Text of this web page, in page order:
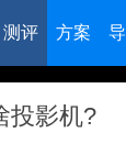
测评 方案
投影机?